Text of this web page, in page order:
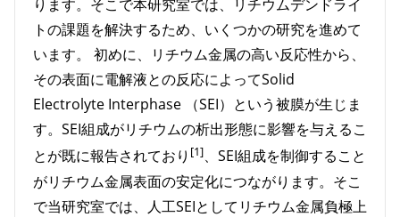
ります。そこで本研究室では、リチウムデンドライ
トの課題を解決するため、いくつかの研究を進めて
います。 初めに、リチウム金属の高い反応性から、
その表面に電解液との反応によってSolid
Electrolyte Interphase （SEI）という被膜が生じま
す。SEI組成がリチウムの析出形態に影響を与えるこ
とが既に報告されており [1]、SEI組成を制御すること
がリチウム金属表面の安定化につながります。そこ
で当研究室では、人工SEIとしてリチウム金属負極上